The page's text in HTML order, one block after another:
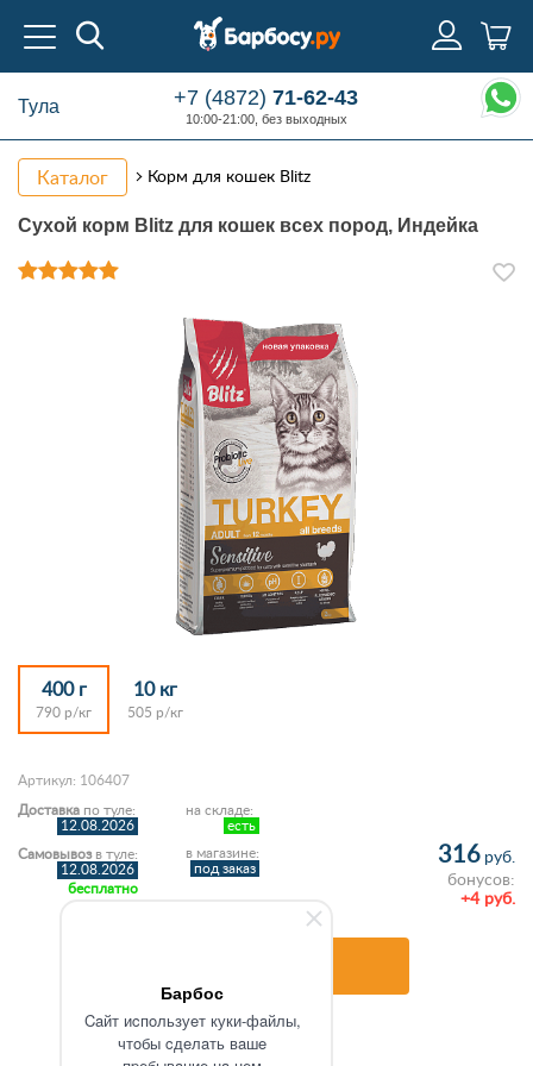
Барбос
Caйт иcпoльзуeт куки-фaйлы,
чтoбы cдeлaть вaшe
Тула +7 (4872)71-62-43
10:00-21:00, без выходных
Каталог Корм для кошек Blitz
Сухой корм Blitz для кошек всех пород, Индейка
400 г
790 р/кг
10 кг
505 р/кг
Артикул: 106407
на складе:
есть
в магазине:
под заказ
Доставка по туле:
12.08.2026
Самовывозв туле:
12.08.2026
бесплатно
316 руб.
бонусов:
+4 руб.